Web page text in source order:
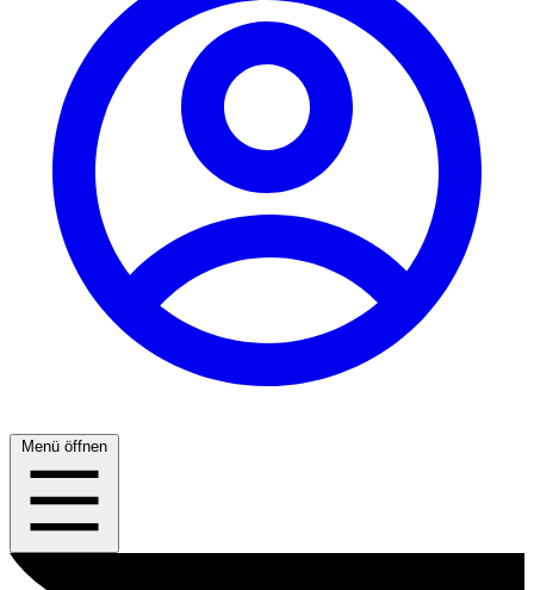
Menü öffnen